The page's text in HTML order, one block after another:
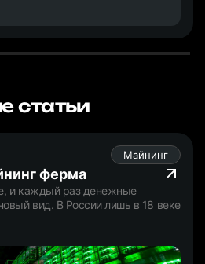
статьи
Майнинг
ферма
и каждый раз денежные
вид. В России лишь в 18 веке